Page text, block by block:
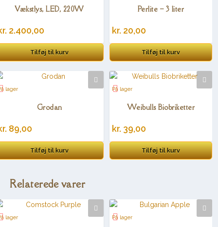
Vækstlys, LED, 220W
2.400,00
Tilføj til kurv
Perlite – 3 liter
kr. 20,00
Tilføj til kurv
lager
Grodan
89,00
Tilføj til kurv
På lager
Weibulls Biobriketter
kr. 39,00
Tilføj til kurv
Relaterede varer
lager På lager